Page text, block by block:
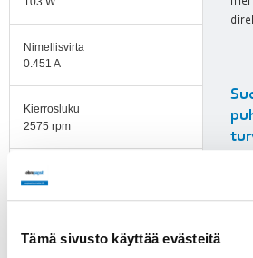
Tämä sivusto käyttää evästeitä
Nimellisvirta
0.451 A
Kierrosluku
2575 rpm
Ilmavirta
788.00 l/s
Ilmavirta